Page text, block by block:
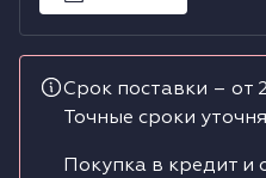
Сушильные машины
Срок поставки – от
Точные сроки
Покупка в кредит и